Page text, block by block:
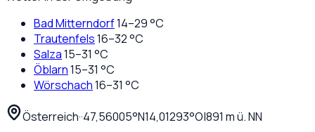
Bad Mitterndorf14–29°C
Trautenfels16–32°C
Salza15–31 °C
Öblarn15–31 °C
Wörschach16–31 °C
Österreich··47,56005°N14,01293°O|891 m ü. NN